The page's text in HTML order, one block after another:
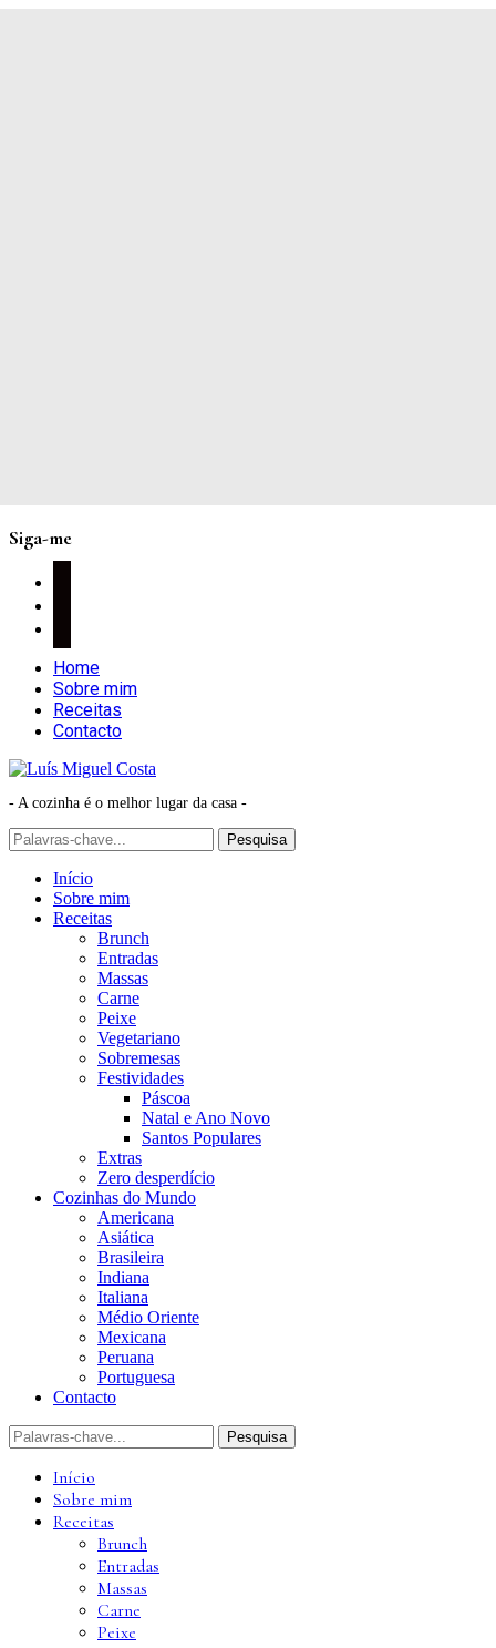
Siga-me
Home
Sobre mim
Receitas
Contacto
- A cozinha é o melhor lugar da casa -
Início
Sobre mim
Receitas
Brunch
Entradas
Massas
Carne
Peixe
Vegetariano
Sobremesas
Festividades
Páscoa
Natal e Ano Novo
Santos Populares
Extras
Zero desperdício
Cozinhas do Mundo
Americana
Asiática
Brasileira
Indiana
Italiana
Médio Oriente
Mexicana
Peruana
Portuguesa
Contacto
Início
Sobre mim
Receitas
Brunch
Entradas
Massas
Carne
Peixe